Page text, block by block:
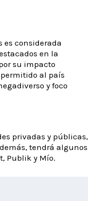
es considerada
en la
su impacto
al país
y foco
privadas y públicas,
tendrá algunos
Publik y Mío.